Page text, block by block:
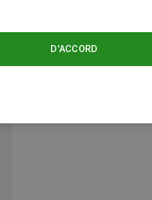
D'ACCORD